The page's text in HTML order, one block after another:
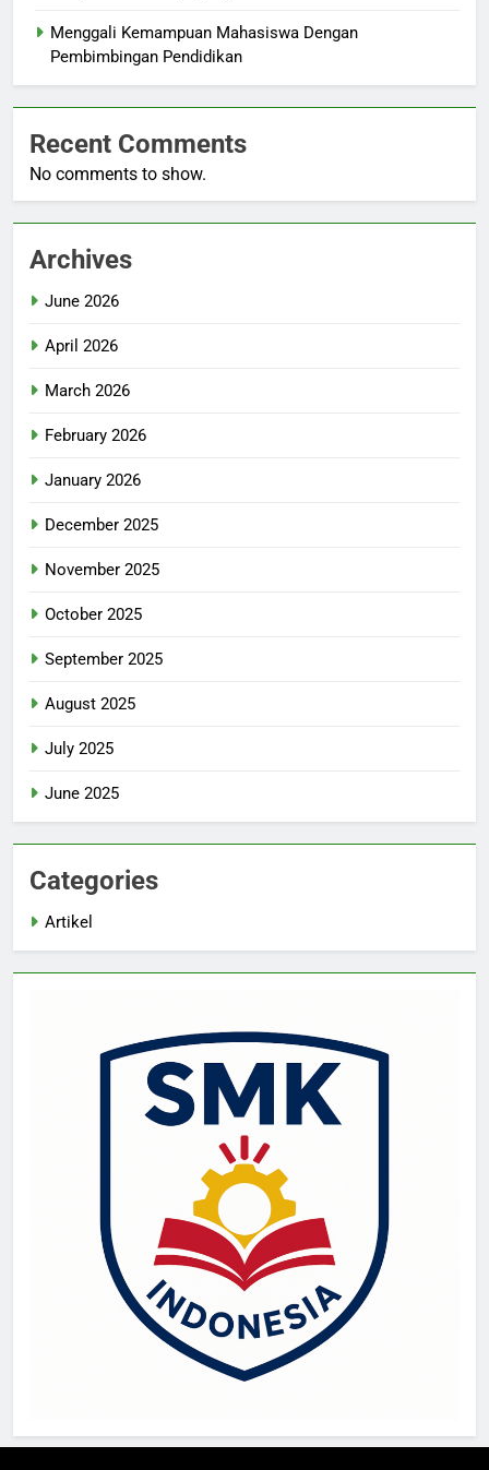
Menggali Kemampuan Mahasiswa Dengan
Pembimbingan Pendidikan
Recent Comments
No comments to show.
Archives
June 2026
April 2026
March 2026
February 2026
January 2026
December 2025
November 2025
October 2025
September 2025
August 2025
July 2025
June 2025
Categories
Artikel